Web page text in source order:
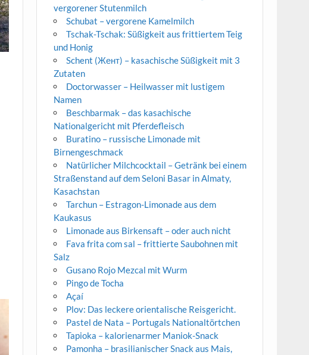
vergorener Stutenmilch
Schubat – vergorene Kamelmilch
Tschak-Tschak: Süßigkeit aus frittiertem Teig
und Honig
Schent (Жент) – kasachische Süßigkeit mit 3
Zutaten
Doctorwasser – Heilwasser mit lustigem
Namen
Beschbarmak – das kasachische
Nationalgericht mit Pferdefleisch
Buratino – russische Limonade mit
Birnengeschmack
Natürlicher Milchcocktail – Getränk bei einem
Straßenstand auf dem Seloni Basar in Almaty,
Kasachstan
Tarchun – Estragon-Limonade aus dem
Kaukasus
Limonade aus Birkensaft – oder auch nicht
Fava frita com sal – frittierte Saubohnen mit
Salz
Gusano Rojo Mezcal mit Wurm
Pingo de Tocha
Açaí
Plov: Das leckere orientalische Reisgericht.
Pastel de Nata – Portugals Nationaltörtchen
Tapioka – kalorienarmer Maniok-Snack
Pamonha – brasilianischer Snack aus Mais,